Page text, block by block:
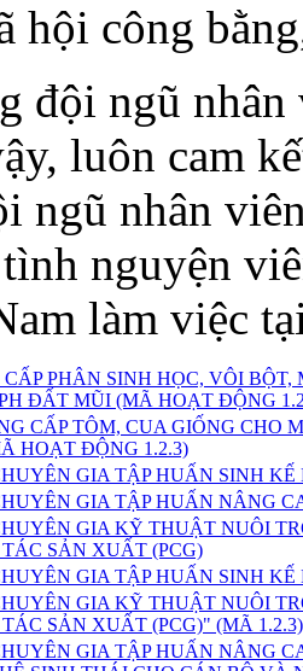
hội công
đội ngũ
luôn cam
ngũ nhân
nguyện
làm việc
PHÂN SINH HỌC, VÔI
ĐẤT MŨI (MÃ HOẠT ĐỘNG
CẤP TÔM, CUA GIỐNG
HOẠT ĐỘNG 1.2.3)
GIA TẬP HUẤN SINH
GIA TẬP HUẤN NÂNG
GIA KỸ THUẬT NUÔI
SẢN XUẤT (PCG)
GIA TẬP HUẤN SINH
GIA KỸ THUẬT NUÔI
SẢN XUẤT (PCG)" (MÃ 1.2.3)
GIA TẬP HUẤN NÂNG